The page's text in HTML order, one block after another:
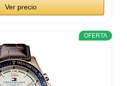
Ver precio
OFERTA